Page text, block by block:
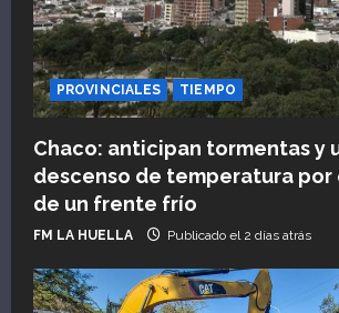
PROVINCIALES TIEMPO
Chaco: anticipan tormentas y
descenso de temperatura por
de un frente frío
FM LA HUELLA Publicado el 2 días atrás